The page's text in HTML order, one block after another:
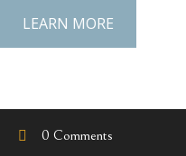
LEARN MORE
0 Comments